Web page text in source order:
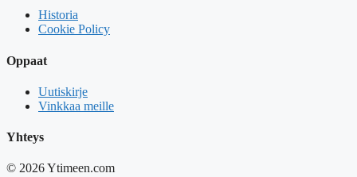
Historia
Cookie Policy
Oppaat
Uutiskirje
Vinkkaa meille
Yhteys
© 2026 Ytimeen.com